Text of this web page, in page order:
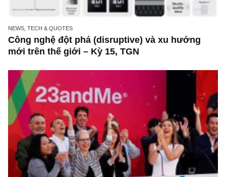
Ấn phẩm đầu tư giá trị 53_tháng 12.2021